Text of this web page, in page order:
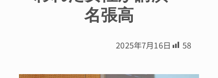
名張高
2025年7月16日 58